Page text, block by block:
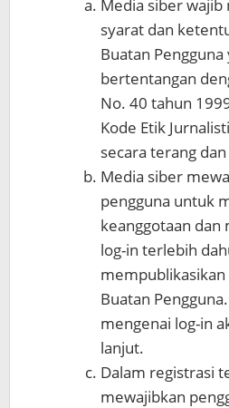
Media siber
syarat dan
Buatan
bertentangan
No. 40 tahun
Kode Etik
secara terang
Media siber
pengguna untuk
keanggotaan dan
log-in terlebih
Buatan
mengenai log-in
lanjut.
Dalam registrasi
mewajibkan